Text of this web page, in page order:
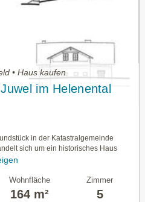
• Haus kaufen
im Helenental
in der Katastralgemeinde
sich um ein historisches Haus
Wohnfläche
164 m²
Zimmer
5